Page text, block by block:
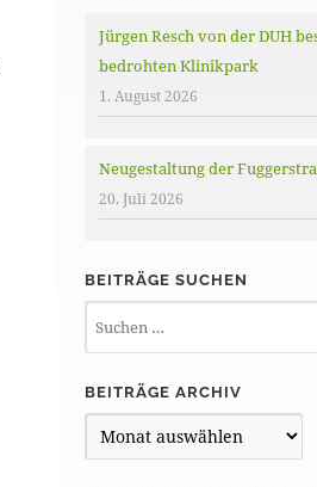
Jürgen Resch von der DUH
bedrohten Klinikpark
1. August 2026
Neugestaltung der
20. Juli 2026
BEITRÄGE SUCHEN
BEITRÄGE ARCHIV
e